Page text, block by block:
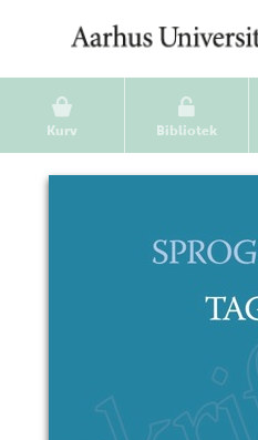
Kurv Bibliotek